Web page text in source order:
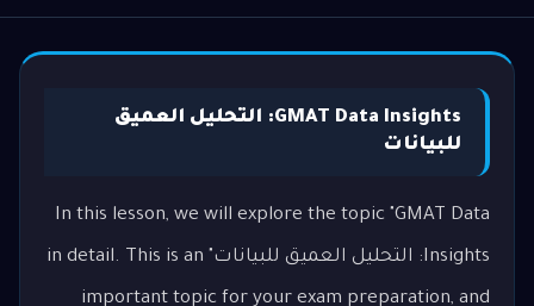
GMAT Data Insights: التحليل العميق
للبيانات
In this lesson, we will explore the topic "GMAT Data
Insights: التحليل العميق للبيانات" in detail. This is an
important topic for your exam preparation, and